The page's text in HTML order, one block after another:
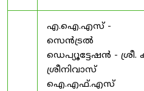
എ.ഐ.എസ് -
സെൻട്രൽ
ഡെപ്യൂട്ടേഷൻ - ശ്രീ.
ശ്രീനിവാസ്
ഐ.എഫ്.എസ്